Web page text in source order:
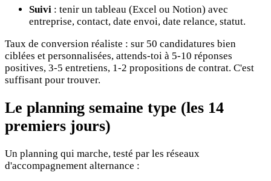
Suivi : tenir un tableau (Excel ou Notion) avec
entreprise, contact, date envoi, date relance, statut.
Taux de conversion réaliste : sur 50 candidatures bien
ciblées et personnalisées, attends-toi à 5-10 réponses
positives, 3-5 entretiens, 1-2 propositions de contrat. C'est
suffisant pour trouver.
Le planning semaine type (les 14
premiers jours)
Un planning qui marche, testé par les réseaux
d'accompagnement alternance :